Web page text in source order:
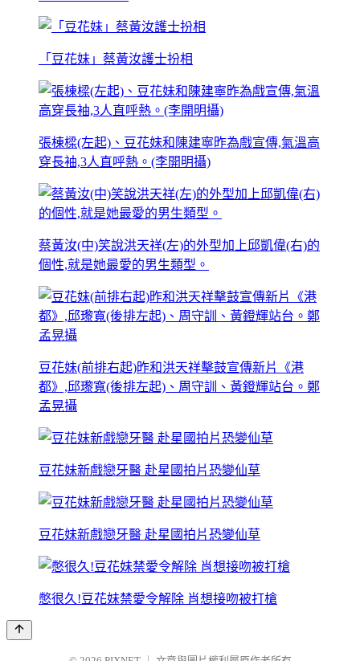
「豆花妹」蔡黃汝護士扮相
張棟樑(左起)、豆花妹和陳建寧昨為戲宣傳,氣溫高
穿長袖,3人直呼熱。(李開明攝)
蔡黃汝(中)笑說洪天祥(左)的外型加上邱凱偉(右)的
個性,就是她最愛的男生類型。
豆花妹(前排右起)昨和洪天祥擊鼓宣傳新片《港
都》,邱瓈寬(後排左起)、周守訓、黃鐙輝站台。鄭
孟晃攝
豆花妹新戲戀牙醫 赴星國拍片恐變仙草
豆花妹新戲戀牙醫 赴星國拍片恐變仙草
憋很久!豆花妹禁愛令解除 肖想接吻被打槍